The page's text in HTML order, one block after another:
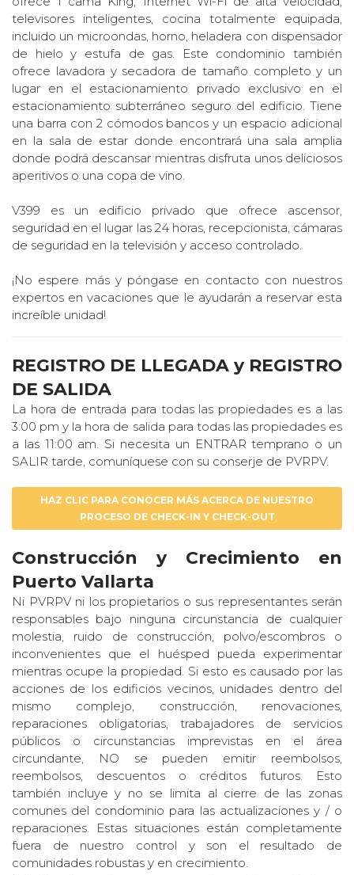
televisores inteligentes, cocina totalmente equipada,
incluido un microondas, horno, heladera con dispensador
de hielo y estufa de gas. Este condominio también
ofrece lavadora y secadora de tamaño completo y un
lugar en el estacionamiento privado exclusivo en el
estacionamiento subterráneo seguro del edificio. Tiene
una barra con 2 cómodos bancos y un espacio adicional
en la sala de estar donde encontrará una sala amplia
donde podrá descansar mientras disfruta unos deliciosos
aperitivos o una copa de vino.
V399 es un edificio privado que ofrece ascensor,
seguridad en el lugar las 24 horas, recepcionista, cámaras
de seguridad en la televisión y acceso controlado.
¡No espere más y póngase en contacto con nuestros
expertos en vacaciones que le ayudarán a reservar esta
increíble unidad!
REGISTRO DE LLEGADA y REGISTRO
DE SALIDA
La hora de entrada para todas las propiedades es a las
3:00 pm y la hora de salida para todas las propiedades es
a las 11:00 am. Si necesita un ENTRAR temprano o un
SALIR tarde, comuníquese con su conserje de PVRPV.
HAZ CLIC PARA CONOCER MÁS ACERCA DE NUESTRO
PROCESO DE CHECK-IN Y CHECK-OUT
Construcción y Crecimiento en
Puerto Vallarta
Ni PVRPV ni los propietarios o sus representantes serán
responsables bajo ninguna circunstancia de cualquier
molestia, ruido de construcción, polvo/escombros o
inconvenientes que el huésped pueda experimentar
mientras ocupe la propiedad. Si esto es causado por las
acciones de los edificios vecinos, unidades dentro del
mismo complejo, construcción, renovaciones,
reparaciones obligatorias, trabajadores de servicios
públicos o circunstancias imprevistas en el área
circundante, NO se pueden emitir reembolsos,
reembolsos, descuentos o créditos futuros. Esto
también incluye y no se limita al cierre de las zonas
comunes del condominio para las actualizaciones y / o
reparaciones. Estas situaciones están completamente
fuera de nuestro control y son el resultado de
comunidades robustas y en crecimiento.